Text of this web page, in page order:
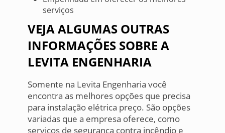
serviços
VEJA ALGUMAS OUTRAS
INFORMAÇÕES SOBRE A
LEVITA ENGENHARIA
Somente na Levita Engenharia você
encontra as melhores opções que precisa
para instalação elétrica preço. São opções
variadas que a empresa oferece, como
serviços de segurança contra incêndio e